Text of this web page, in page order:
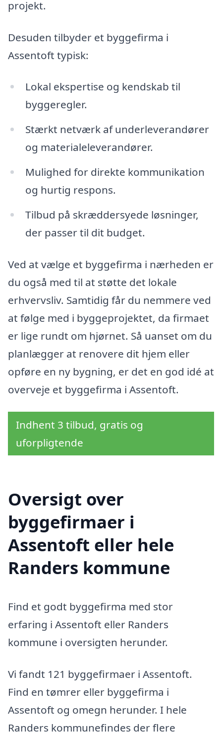
projekt.
Desuden tilbyder et byggefirma i
Assentoft typisk:
Lokal ekspertise og kendskab til
byggeregler.
Stærkt netværk af underleverandører
og materialeleverandører.
Mulighed for direkte kommunikation
og hurtig respons.
Tilbud på skræddersyede løsninger,
der passer til dit budget.
Ved at vælge et byggefirma i nærheden er
du også med til at støtte det lokale
erhvervsliv. Samtidig får du nemmere ved
at følge med i byggeprojektet, da firmaet
er lige rundt om hjørnet. Så uanset om du
planlægger at renovere dit hjem eller
opføre en ny bygning, er det en god idé at
overveje et byggefirma i Assentoft.
Indhent 3 tilbud, gratis og
uforpligtende
Oversigt over
byggefirmaer i
Assentoft eller hele
Randers kommune
Find et godt byggefirma med stor
erfaring i Assentoft eller Randers
kommune i oversigten herunder.
Vi fandt 121 byggefirmaer i Assentoft.
Find en tømrer eller byggefirma i
Assentoft og omegn herunder. I hele
Randers kommunefindes der flere